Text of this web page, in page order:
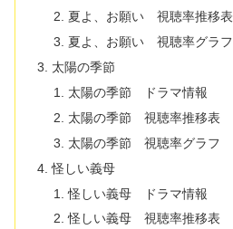
夏よ、お願い 視聴率推移表
夏よ、お願い 視聴率グラフ
太陽の季節
太陽の季節 ドラマ情報
太陽の季節 視聴率推移表
太陽の季節 視聴率グラフ
怪しい義母
怪しい義母 ドラマ情報
怪しい義母 視聴率推移表